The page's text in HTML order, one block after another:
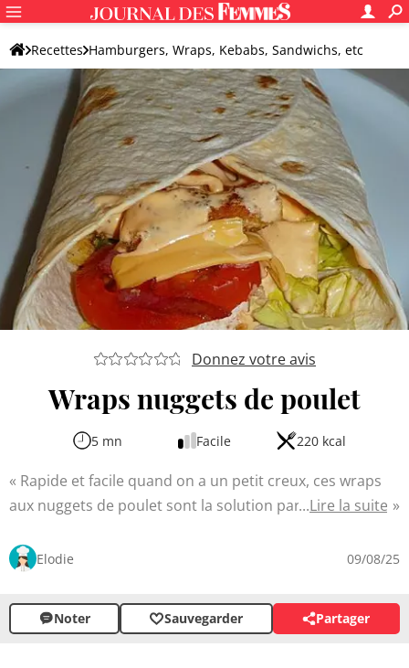
Recettes Hamburgers, Wraps, Kebabs, Sandwichs, etc
Wraps, burritos et fajitas Wrap original
Donnez votre avis
Wraps nuggets de poulet
5 mn Facile 220 kcal
Rapide et facile quand on a un petit creux, ces wraps
aux nuggets de poulet sont la solution parfaite. Alliant le
une tortilla moelleuse, cette recette saura plaire aux
sauces apportent une touche gourmande
supplémentaire pour un plat complet idéal pour un
Lire la suite
Elodie 09/08/25
Noter Sauvegarder Partager